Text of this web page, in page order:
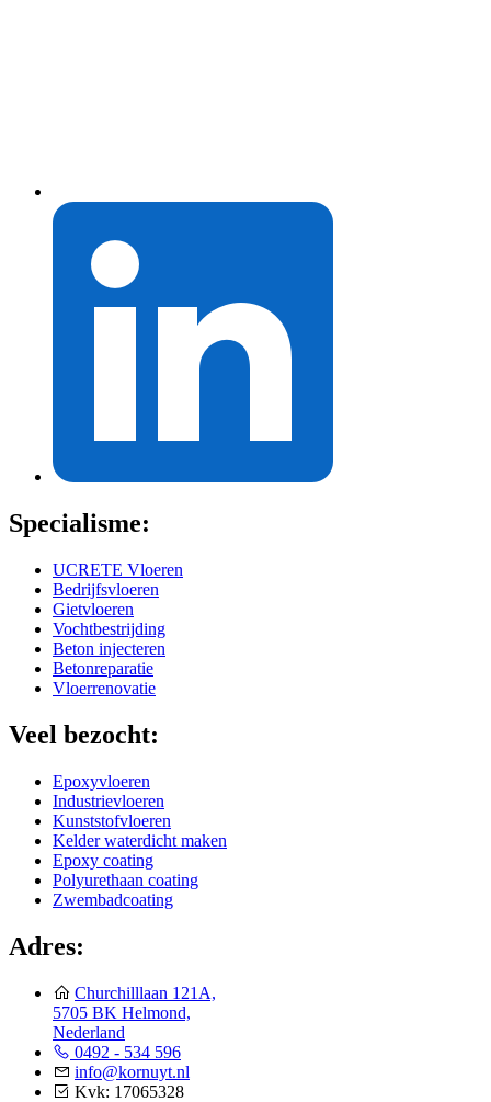
Specialisme:
UCRETE Vloeren
Bedrijfsvloeren
Gietvloeren
Vochtbestrijding
Beton injecteren
Betonreparatie
Vloerrenovatie
Veel bezocht:
Epoxyvloeren
Industrievloeren
Kunststofvloeren
Kelder waterdicht maken
Epoxy coating
Polyurethaan coating
Zwembadcoating
Adres:
Churchilllaan 121A,
5705 BK Helmond,
Nederland
0492 - 534 596
info@kornuyt.nl
Kvk: 17065328